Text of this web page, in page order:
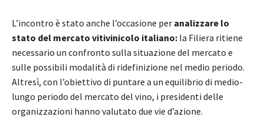
L’incontro è stato anche l’occasione per analizzare lo
stato del mercato vitivinicolo italiano: la Filiera ritiene
necessario un confronto sulla situazione del mercato e
sulle possibili modalità di ridefinizione nel medio periodo.
Altresì, con l’obiettivo di puntare a un equilibrio di medio-
lungo periodo del mercato del vino, i presidenti delle
organizzazioni hanno valutato due vie d’azione.